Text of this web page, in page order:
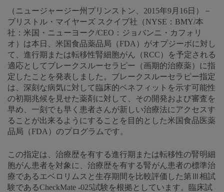
（ニュージャージー州プリンストン、2015年9月16日）－
ブリストル・マイヤーズ スクイブ社（NYSE：BMY/本
社：米国・ニューヨーク/CEO：ジョバンニ・カフォリ
オ）は本日、米国食品薬品局（FDA）がオプジーボに対し
て、進行期または転移性腎細胞がん（RCC）を予定される
適応としてブレークスルーセラピー（画期的治療薬）に指
定したことを発表しました。ブレークスルーセラピー指定
は、深刻な病気に対して臨床的ベネフィットを示す可能性
の初期兆候を見せた薬剤に対して、その開発および審査を
早め、一刻でも早く患者さんが新しい治療法にアクセスす
ることが出来るようにすることを目的とした米国食品医薬
品局（FDA）のプログラムです。
この指定は、治療歴を有する進行期または転移性の腎明細
胞がん患者を対象に、治療歴を有する腎がん患者の標準治
療であるエベロリムスと生存期間を比較評価した第Ⅲ相試
験であるCheckMate -025試験を根拠としています。臨床試